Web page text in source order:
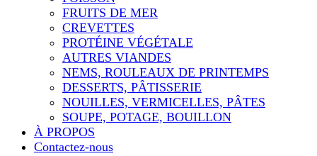
FRUITS DE MER
CREVETTES
PROTÉINE VÉGÉTALE
AUTRES VIANDES
NEMS, ROULEAUX DE PRINTEMPS
DESSERTS, PÂTISSERIE
NOUILLES, VERMICELLES, PÂTES
SOUPE, POTAGE, BOUILLON
À PROPOS
Contactez-nous